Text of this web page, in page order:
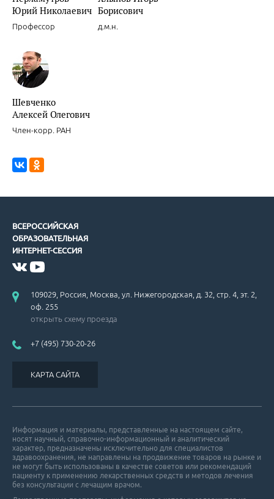
Новости доказательной кардиологии.
Целесообразность и обоснованность интенсивных режимов
Американские рекомендации по вторичной профилактике ИБС.
Проблемы гиполипидемической терапии.
Юрий Николаевич
Профессор
Борисович
д.м.н.
Шевченко
Алексей Олегович
Член-корр. РАН
ВСЕРОССИЙСКАЯ
ОБРАЗОВАТЕЛЬНАЯ
ИНТЕРНЕТ-СЕССИЯ
109029, Россия, Москва, ул. Нижегородская, д. 32, стр. 4, эт. 2,
оф. 255
открыть схему проезда
+7 (495) 730-20-26
КАРТА САЙТА
Информация и материалы, представленные на настоящем сайте,
носят научный, справочно-информационный и аналитический
характер, предназначены исключительно для специалистов
здравоохранения, не направлены на продвижение товаров на рынке и
не могут быть использованы в качестве советов или рекомендаций
пациенту к применению лекарственных средств и методов лечения
без консультации с лечащим врачом.